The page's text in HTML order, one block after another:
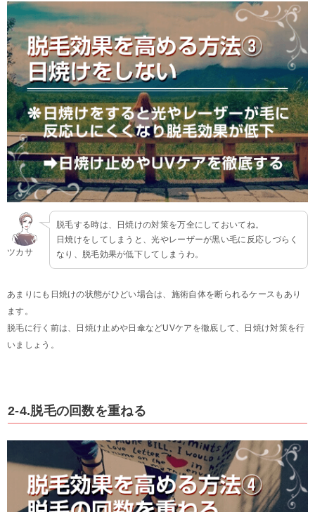
ツカサ
脱毛する時は、日焼けの対策を万全にしておいてね。
日焼けをしてしまうと、光やレーザーが黒い毛に反応しづらく
なり、脱毛効果が低下してしまうわ。
あまりにも日焼けの状態がひどい場合は、施術自体を断られるケースもあり
ます。
脱毛に行く前は、日焼け止めや日傘などUVケアを徹底して、日焼け対策を行
いましょう。
2-4.脱毛の回数を重ねる